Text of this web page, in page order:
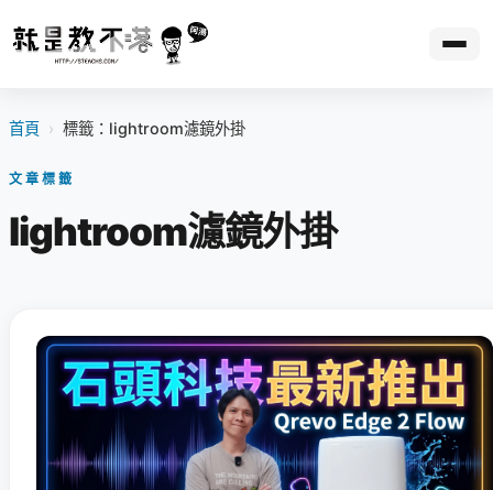
首頁 › 標籤：lightroom濾鏡外掛
文章標籤
lightroom濾鏡外掛